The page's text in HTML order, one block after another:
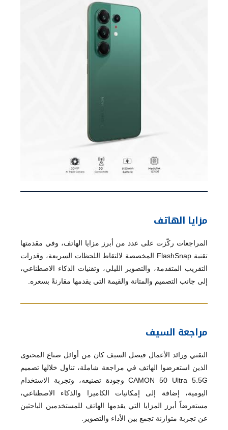
مزايا الهاتف
المراجعات ركّزت على عدد من أبرز مزايا الهاتف، وفي مقدمتها
تقنية FlashSnap المخصصة لالتقاط اللحظات السريعة، وقدرات
التقريب المتقدمة، والتصوير الليلي، وتقنيات الذكاء الاصطناعي،
إلى جانب التصميم والمتانة والقيمة التي يقدمها مقارنةً بسعره.
مراجعة السيف
التقني ورائد الأعمال فيصل السيف كان من أوائل صناع المحتوى
الذين استعرضوا الهاتف في مراجعة شاملة، تناول خلالها تصميم
CAMON 50 Ultra 5.5G وجودة تصنيعه، وتجربة الاستخدام
اليومية، إضافة إلى إمكانيات الكاميرا والذكاء الاصطناعي،
مستعرضاً أبرز المزايا التي يقدمها الهاتف للمستخدمين الباحثين
عن تجربة متوازنة تجمع بين الأداء والتصوير.